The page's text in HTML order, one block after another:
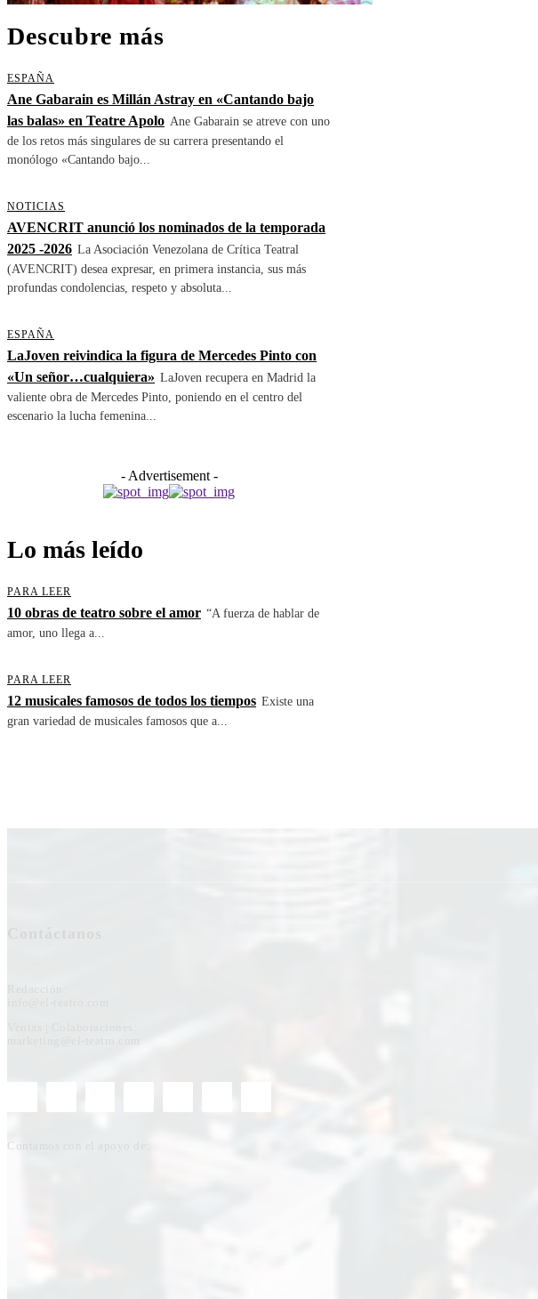
Descubre más
ESPAÑA
Ane Gabarain es Millán Astray en «Cantando bajo
las balas» en Teatre Apolo Ane Gabarain se atreve con uno
de los retos más singulares de su carrera presentando el
monólogo «Cantando bajo...
NOTICIAS
AVENCRIT anunció los nominados de la temporada
2025 -2026 La Asociación Venezolana de Crítica Teatral
(AVENCRIT) desea expresar, en primera instancia, sus más
profundas condolencias, respeto y absoluta...
ESPAÑA
LaJoven reivindica la figura de Mercedes Pinto con
«Un señor…cualquiera» LaJoven recupera en Madrid la
valiente obra de Mercedes Pinto, poniendo en el centro del
escenario la lucha femenina...
- Advertisement -
Lo más leído
PARA LEER
10 obras de teatro sobre el amor “A fuerza de hablar de
amor, uno llega a...
PARA LEER
12 musicales famosos de todos los tiempos Existe una
gran variedad de musicales famosos que a...
Redacción:
Contamos con el apoyo de: